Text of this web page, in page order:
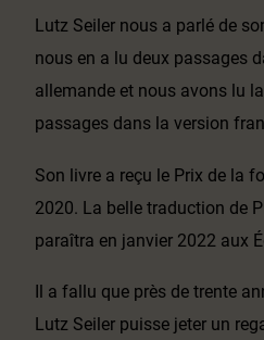
Lutz Seiler nous a parlé de
nous en a lu deux passages
allemande et nous avons lu
passages dans la version
Son livre a reçu le Prix de la
2020. La belle traduction de
paraîtra en janvier 2022 aux
Il a fallu que près de trente
Lutz Seiler puisse jeter un